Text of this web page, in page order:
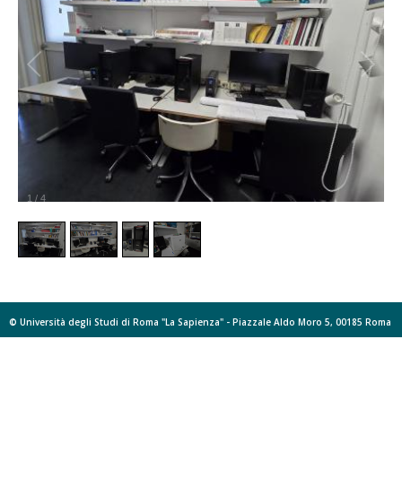
1 / 4
© Università degli Studi di Roma "La Sapienza" - Piazzale Aldo Moro 5, 00185 Roma